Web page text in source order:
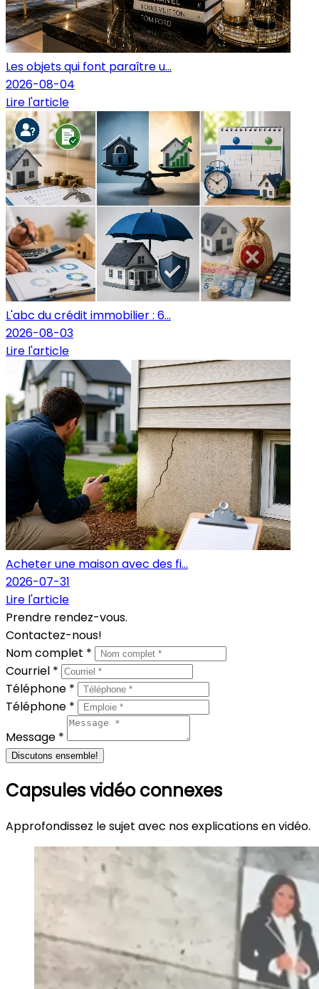
Les objets qui font paraître u...
2026-08-04
Lire l'article
L'abc du crédit immobilier : 6...
2026-08-03
Lire l'article
Acheter une maison avec des fi...
2026-07-31
Lire l'article
Prendre rendez-vous.
Contactez-nous!
Nom complet *
Courriel *
Téléphone *
Téléphone *
Message *
Discutons ensemble!
Capsules vidéo connexes
Approfondissez le sujet avec nos explications en vidéo.